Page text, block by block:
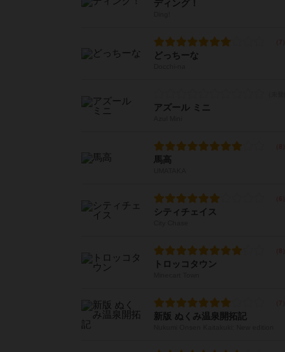
ディング！
どっちーな
アズール ミニ
馬高
シティチェイス
トロッコタウン
新版 ぬくみ温泉開拓記